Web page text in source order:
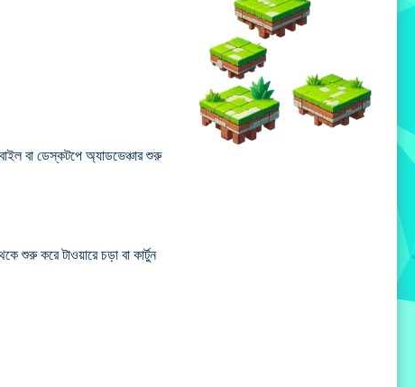
বা ডেস্কটপে অ্যাডভেঞ্চার শুরু
শুরু করে টাওয়ারে চড়া বা কার্টুন